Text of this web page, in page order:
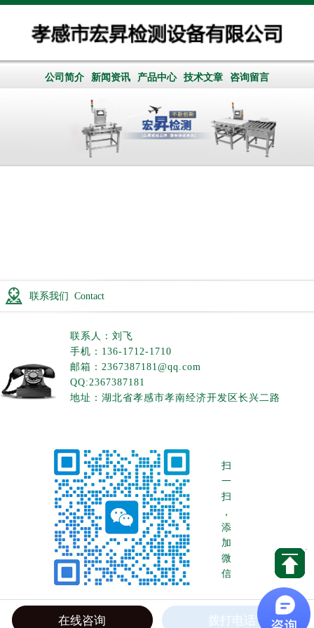
公司简介 新闻资讯 产品中心 技术文章 咨询留言
联系我们 Contact
联系人：刘飞
手机：136-1712-1710
邮箱：2367387181@qq.com
QQ:2367387181
地址：湖北省孝感市孝南经济开发区长兴二路
扫
一
扫
，
添
加
微
信
在线咨询 拨打电话